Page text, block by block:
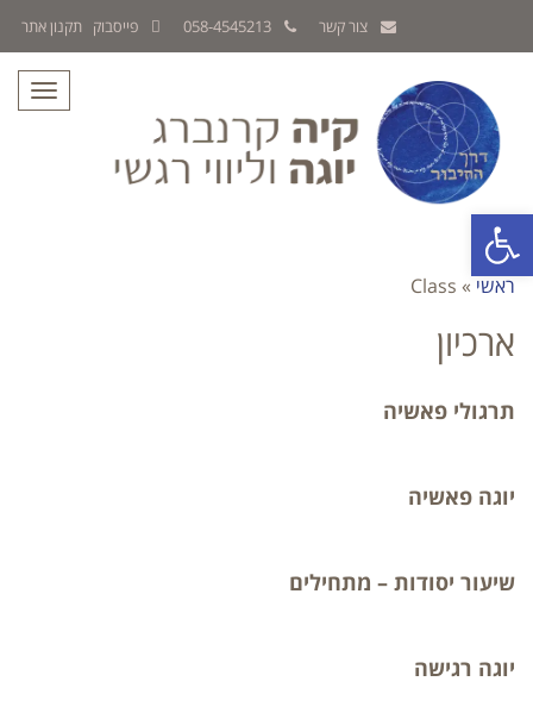
פתח סרגל נגישות
צור קשר 058-4545213 פייסבוק תקנון אתר
ראשי »
Class
ארכיון
תרגולי פאשיה
יוגה פאשיה
שיעור יסודות – מתחילים
יוגה רגישה